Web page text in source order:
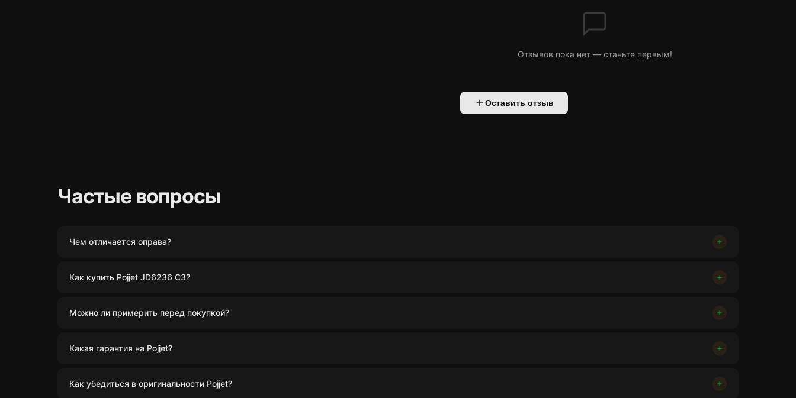
Отзывов пока нет — станьте первым!
Оставить отзыв
Частые вопросы
Чем отличается оправа?
Как купить Pojjet JD6236 C3?
Можно ли примерить перед покупкой?
Какая гарантия на Pojjet?
Как убедиться в оригинальности Pojjet?